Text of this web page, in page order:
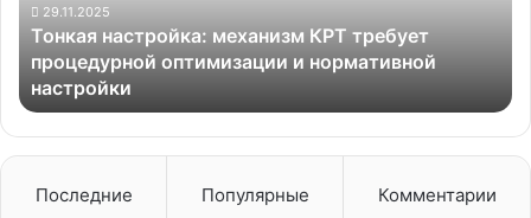
оптимизации
нормативной
настройки
29.11.2025
Тонкая настройка: механизм КРТ требует
процедурной оптимизации и нормативной
настройки
Последние Популярные Комментарии